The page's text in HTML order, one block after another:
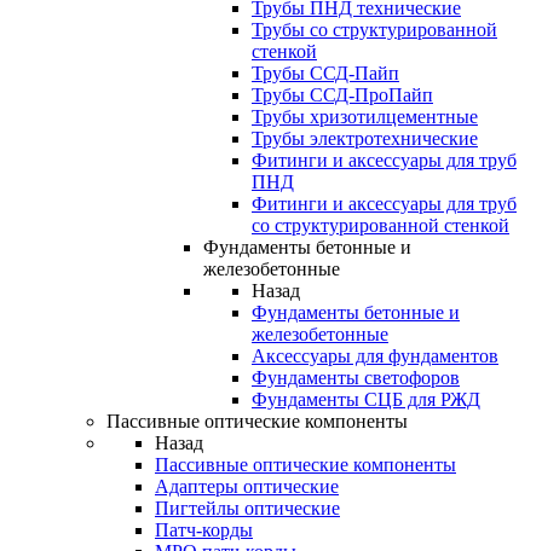
Трубы ПНД технические
Трубы со структурированной
стенкой
Трубы ССД-Пайп
Трубы ССД-ПроПайп
Трубы хризотилцементные
Трубы электротехнические
Фитинги и аксессуары для труб
ПНД
Фитинги и аксессуары для труб
со структурированной стенкой
Фундаменты бетонные и
железобетонные
Назад
Фундаменты бетонные и
железобетонные
Аксессуары для фундаментов
Фундаменты светофоров
Фундаменты СЦБ для РЖД
Пассивные оптические компоненты
Назад
Пассивные оптические компоненты
Адаптеры оптические
Пигтейлы оптические
Патч-корды